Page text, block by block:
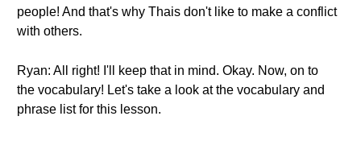
people! And that's why Thais don't like to make a conflict
with others.
Ryan: All right! I'll keep that in mind. Okay. Now, on to
the vocabulary! Let's take a look at the vocabulary and
phrase list for this lesson.